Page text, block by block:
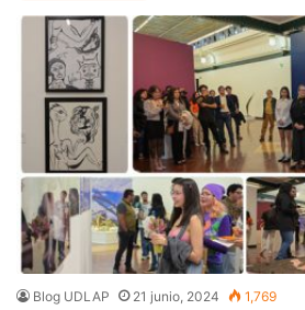
Blog UDLAP 21 junio, 2024 1,769